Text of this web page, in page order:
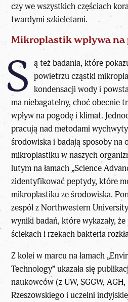
czy we wszystkich częściach
twardymi szkieletami.
Mikroplastik wpływa na
S ą też badania, które
powietrzu cząstki
kondensacji wody i
ma niebagatelny, choć obecnie
wpływ na pogodę i klimat.
pracują nad metodami
środowiska i badają sposoby na
mikroplastiku w naszych
lutym na łamach „Science
zidentyfikować peptydy, które
mikroplastiku ze środowiska.
zespół z Northwestern
wyniki badań, które wykazały,
ściekach i rzekach bakteria
Z kolei w marcu na łamach
Technology” ukazała się
naukowców (z UW, SGGW,
Rzeszowskiego i uczelni